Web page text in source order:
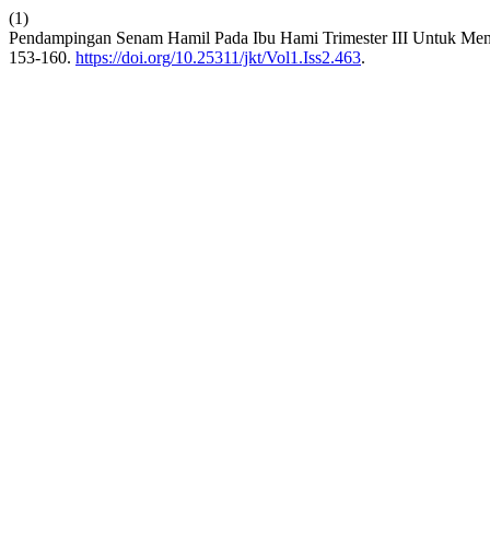
(1)
Pendampingan Senam Hamil Pada Ibu Hami Trimester III Untuk
153-160. https://doi.org/10.25311/jkt/Vol1.Iss2.463.